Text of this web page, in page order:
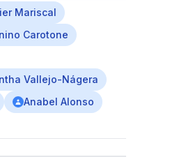
Mariscal
Carotone
Vallejo-Nágera
Anabel Alonso